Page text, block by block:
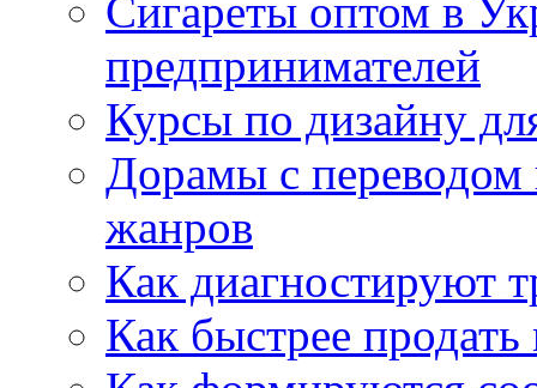
Сигареты оптом в
предпринимателей
Курсы по дизайну
Дорамы с переводом
жанров
Как диагностируют
Как быстрее